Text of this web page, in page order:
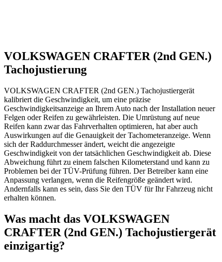
VOLKSWAGEN CRAFTER (2nd GEN.)
Tachojustierung
VOLKSWAGEN CRAFTER (2nd GEN.) Tachojustiergerät
kalibriert die Geschwindigkeit, um eine präzise
Geschwindigkeitsanzeige an Ihrem Auto nach der Installation neuer
Felgen oder Reifen zu gewährleisten. Die Umrüstung auf neue
Reifen kann zwar das Fahrverhalten optimieren, hat aber auch
Auswirkungen auf die Genauigkeit der Tachometeranzeige. Wenn
sich der Raddurchmesser ändert, weicht die angezeigte
Geschwindigkeit von der tatsächlichen Geschwindigkeit ab. Diese
Abweichung führt zu einem falschen Kilometerstand und kann zu
Problemen bei der TÜV-Prüfung führen. Der Betreiber kann eine
Anpassung verlangen, wenn die Reifengröße geändert wird.
Andernfalls kann es sein, dass Sie den TÜV für Ihr Fahrzeug nicht
erhalten können.
Was macht das VOLKSWAGEN
CRAFTER (2nd GEN.) Tachojustiergerät
einzigartig?